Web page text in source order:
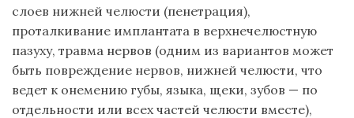
слоев нижней челюсти (пенетрация),
проталкивание имплантата в верхнечелюстную
пазуху, травма нервов (одним из вариантов может
быть повреждение нервов, нижней челюсти, что
ведет к онемению губы, языка, щеки, зубов — по
отдельности или всех частей челюсти вместе),